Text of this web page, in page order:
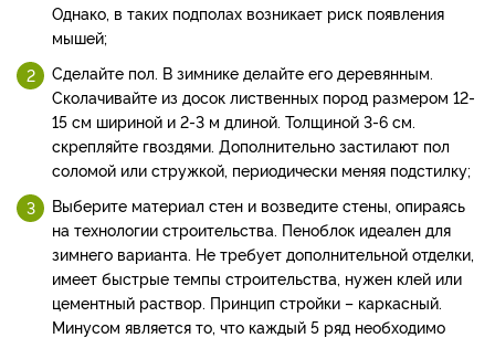
Однако, в таких подполах возникает риск появления
мышей;
Сделайте пол. В зимнике делайте его деревянным.
Сколачивайте из досок лиственных пород размером 12-
15 см шириной и 2-3 м длиной. Толщиной 3-6 см.
скрепляйте гвоздями. Дополнительно застилают пол
соломой или стружкой, периодически меняя подстилку;
Выберите материал стен и возведите стены, опираясь
на технологии строительства. Пеноблок идеален для
зимнего варианта. Не требует дополнительной отделки,
имеет быстрые темпы строительства, нужен клей или
цементный раствор. Принцип стройки – каркасный.
Минусом является то, что каждый 5 ряд необходимо